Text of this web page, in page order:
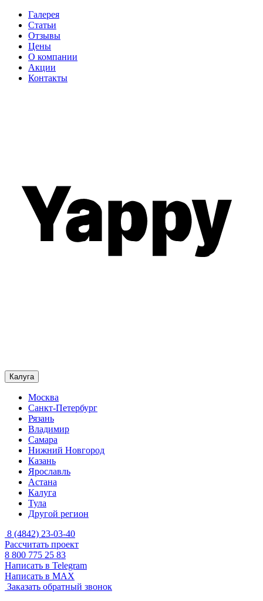
Галерея
Статьи
Отзывы
Цены
О компании
Акции
Контакты
Калуга
Москва
Санкт-Петербург
Рязань
Владимир
Самара
Нижний Новгород
Казань
Ярославль
Астана
Калуга
Тула
Другой регион
8 (4842) 23-03-40
Рассчитать проект
8 800 775 25 83
Написать в Telegram
Написать в MAX
Заказать обратный звонок